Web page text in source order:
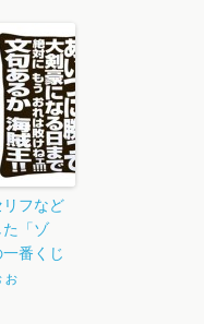
フなど
「ゾ
番くじ